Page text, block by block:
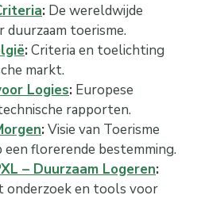
: De wereldwijde
duurzaam toerisme.
:Criteria en toelichting
markt.
Logies: Europese
rapporten.
:Visie van Toerisme
een florerende bestemming.
– Duurzaam Logeren:
onderzoek en tools voor